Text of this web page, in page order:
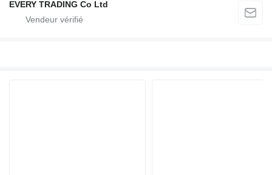
EVERY TRADING Co Ltd